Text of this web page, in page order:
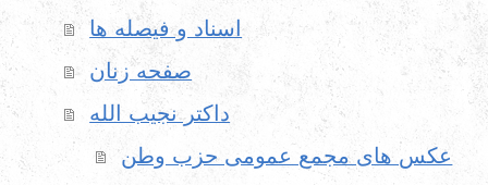
اسناد و فیصله ها
صفحه زنان
داکتر نجیب الله
عکس های مجمع عمومی حزب وطن